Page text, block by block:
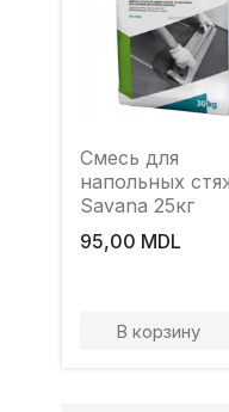
Смесь для
напольных
Savana 25кг
95,00 MDL
В корзину